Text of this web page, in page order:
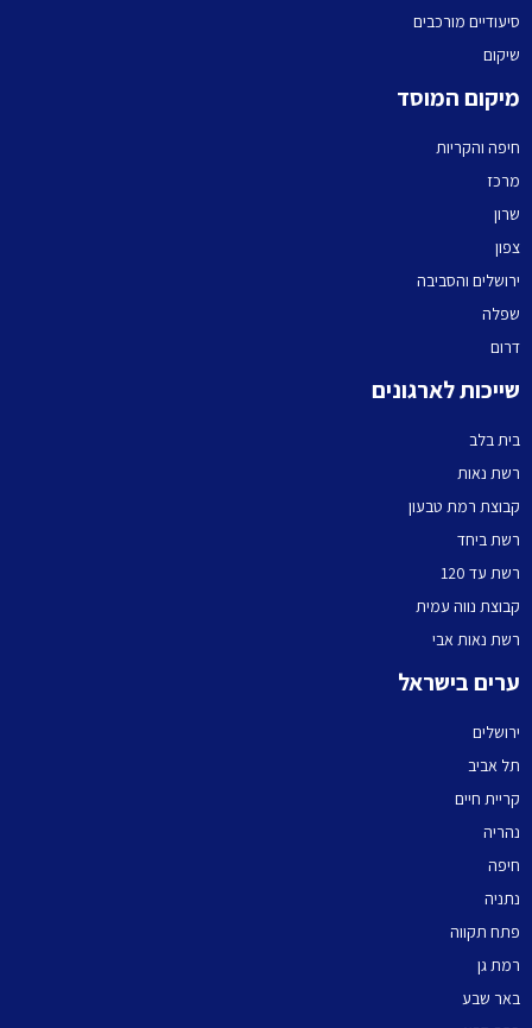
סיעודיים מורכבים
שיקום
מיקום המוסד
חיפה והקריות
מרכז
שרון
צפון
ירושלים והסביבה
שפלה
דרום
שייכות לארגונים
בית בלב
רשת נאות
קבוצת רמת טבעון
רשת ביחד
רשת עד 120
קבוצת נווה עמית
רשת נאות אבי
ערים בישראל
ירושלים
תל אביב
קריית חיים
נהריה
חיפה
נתניה
פתח תקווה
רמת גן
באר שבע